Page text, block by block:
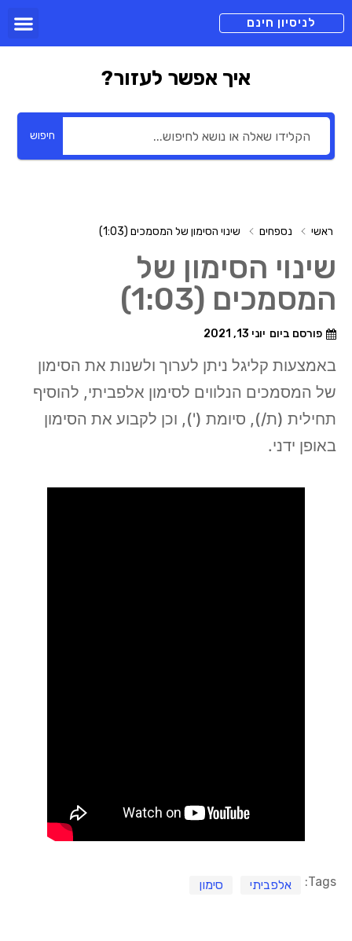
לניסיון חינם
איך אפשר לעזור?
חיפוש
ראשי נספחים שינוי הסימון של המסמכים (1:03)
שינוי הסימון של
המסמכים (1:03)
פורסם ביום יוני 13, 2021
באמצעות קליגל ניתן לערוך ולשנות את הסימון
של המסמכים הנלווים לסימון אלפביתי, להוסיף
תחילית (ת/), סיומת ('), וכן לקבוע את הסימון
באופן ידני.
Tags: אלפביתי סימון